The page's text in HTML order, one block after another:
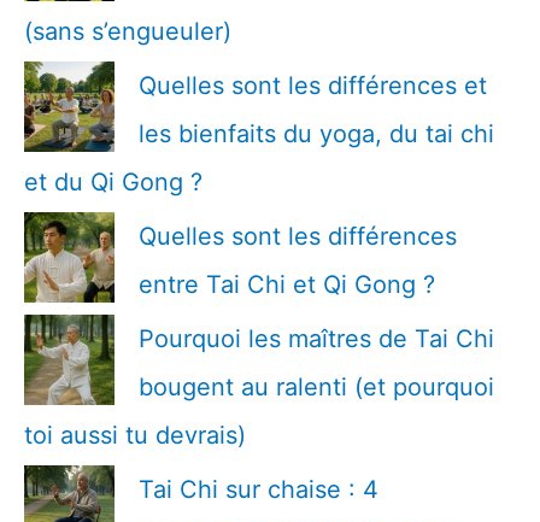
:(sans s’engueuler)
Quelles sont les différences et
les bienfaits du yoga, du tai chi
et du Qi Gong ?
Quelles sont les différences
entre Tai Chi et Qi Gong ?
Pourquoi les maîtres de Tai Chi
bougent au ralenti (et pourquoi
toi aussi tu devrais)
Tai Chi sur chaise : 4